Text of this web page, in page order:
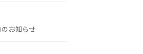
お知らせ